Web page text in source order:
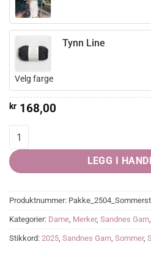
Velg farge
Tynn Line
kr 168,00
Clementine Top quantity
LEGG I
Produktnummer:
Kategorier: Dame, Merker, Sandnes Garn,
Stikkord: 2025, Sandnes Garn, Sommer,